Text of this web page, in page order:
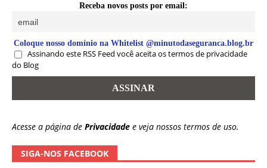
Receba novos posts por email:
Coloque nosso domínio na Whitelist @minutodaseguranca.blog.br
Assinando este RSS Feed você aceita os termos de privacidade
do Blog
Acesse a página de Privacidade e veja nossos termos de uso.
SIGA-NOS FACEBOOK